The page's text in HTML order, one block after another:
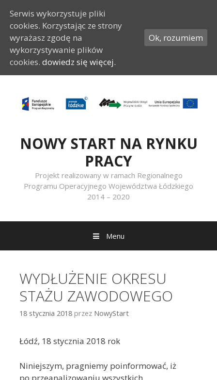
NOWY START NA RYNKU
PRACY
Projekt realizowany w ramach Regionalnego
Programu Operacyjnego Województwa Łódzkiego
2014 – 2020
Menu
WYDŁUŻENIE OKRESU
STAŻU ZAWODOWEGO
18 stycznia 2018 przez NowyStart
Łódź, 18 stycznia 2018 rok
Niniejszym, pragniemy poinformować, iż
po przeanalizowaniu wszystkich
Serwis wykorzystuje pliki
cookies. Korzystając ze strony
wyrażasz zgodę na
wykorzystywanie plików
cookies. dowiedz się więcej.
Ok, rozumiem